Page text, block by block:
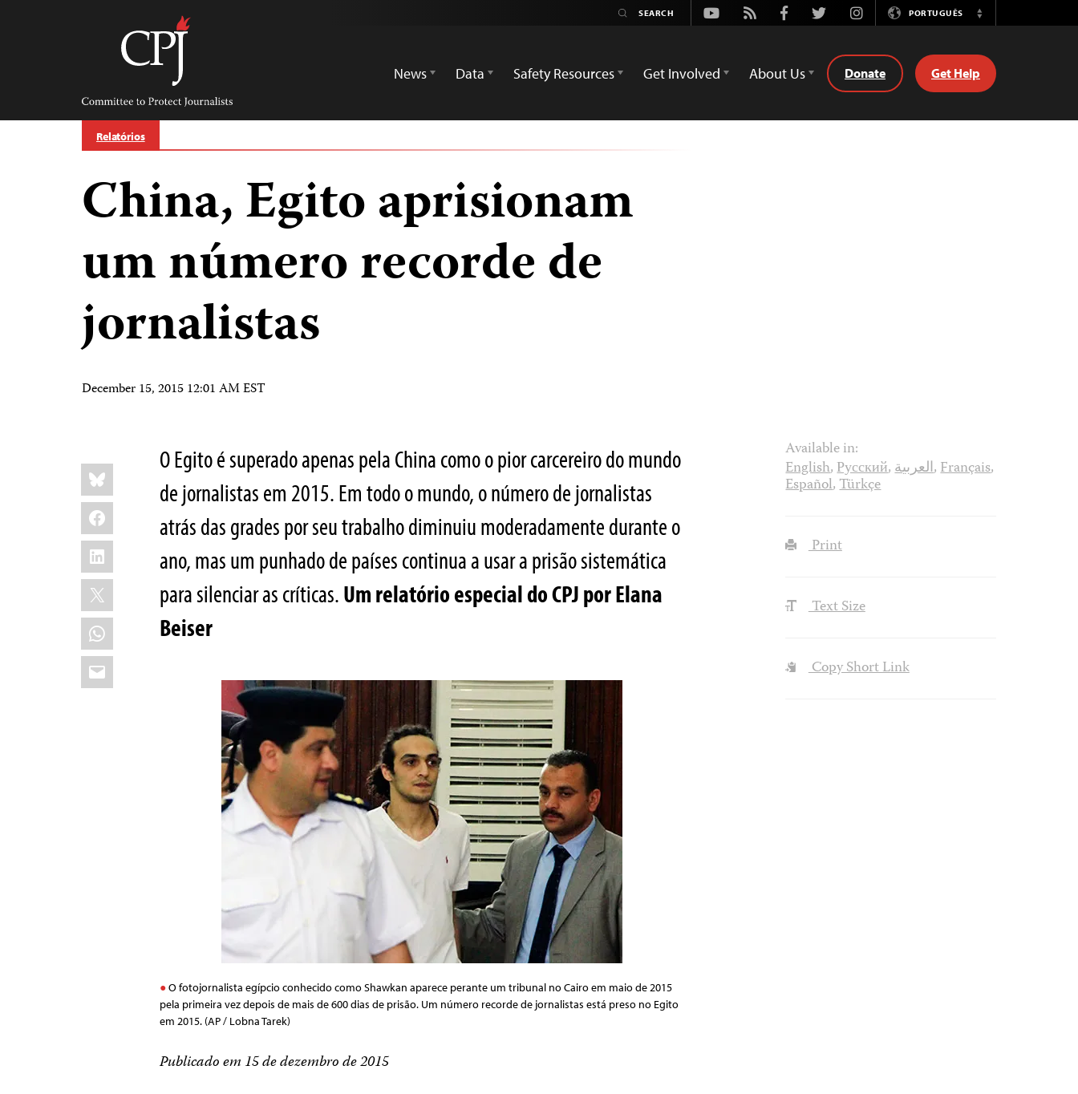
Committee
Protect
Journalists
Youtube
Rss FacebookTwitterInstagramPORTUGUÊS
Switch
News
Data Safety Resources Get Involved About Us Donate Get Help
Relatórios
China, Egito aprisionam
um número recorde de
jornalistas
December 15, 2015 12:01 AM EST
Share
this:
Bluesky
Facebook
LinkedIn
X
WhatsApp
Email
O Egito é superado apenas pela China como o pior carcereiro do mundo
de jornalistas em 2015. Em todo o mundo, o número de jornalistas
atrás das grades por seu trabalho diminuiu moderadamente durante o
ano, mas um punhado de países continua a usar a prisão sistemática
para silenciar as críticas.Um relatório especial do CPJ por Elana
Beiser
O fotojornalista egípcio conhecido como Shawkan aparece perante um tribunal no Cairo em maio de 2015
pela primeira vez depois de mais de 600 dias de prisão. Um número recorde de jornalistas está preso no Egito
em 2015. (AP / Lobna Tarek)
Publicado em 15 de dezembro de 2015
Available in:
English,Русский,العربية,Français,
Español,Türkçe
Print
Text Size
Copy Short Link